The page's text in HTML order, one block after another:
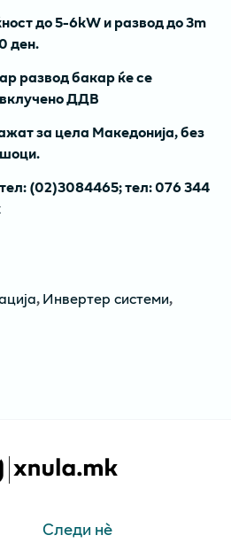
до 5-6kW и развод до 3m
ден.
развод бакар ќе се
ДДВ
за цела Македонија, без
(02)3084465; тел: 076 344
,Инвертер системи,
Следи нè